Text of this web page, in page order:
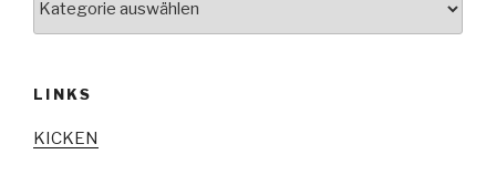
LINKS
KICKEN